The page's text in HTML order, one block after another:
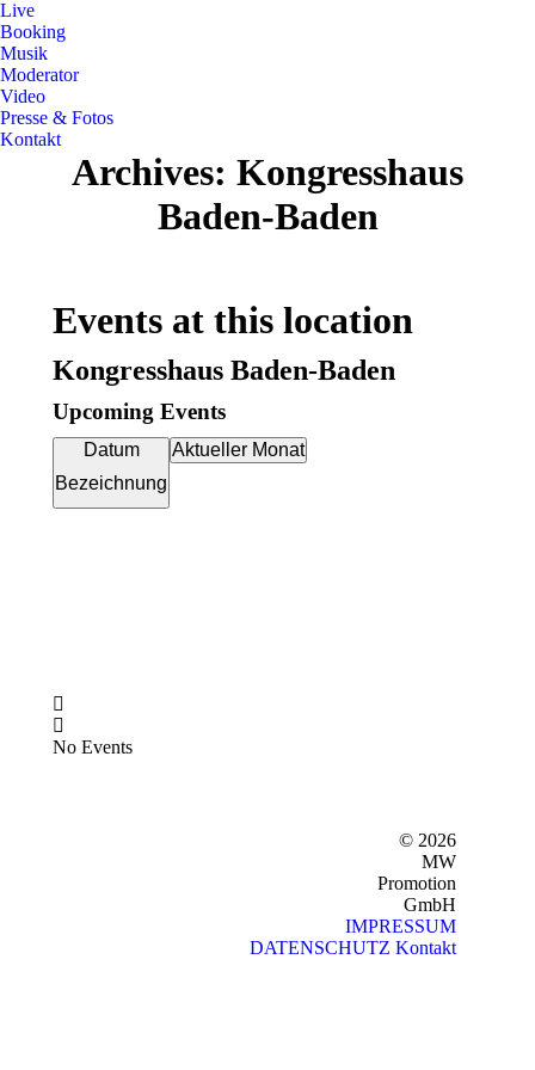
Live
Booking
Musik
Moderator
Video
Presse & Fotos
Kontakt
Archives: Kongresshaus
Baden-Baden
Events at this location
Kongresshaus Baden-Baden
Upcoming Events
Datum
Bezeichnung
Aktueller Monat
No Events
© 2026
MW
Promotion
GmbH
IMPRESSUM
DATENSCHUTZ Kontakt